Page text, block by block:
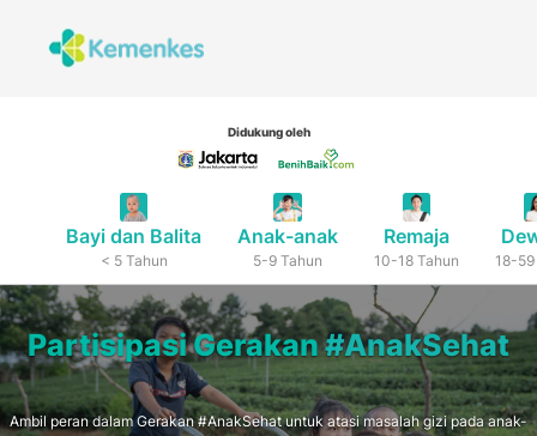
Didukung oleh
Bayi dan Balita
< 5 Tahun
Anak-anak
5-9 Tahun
Remaja
10-18 Tahun 18-
Partisipasi Gerakan#AnakSehat
Ambil peran dalam Gerakan #AnakSehat untuk atasi masalah gizi pada anak-